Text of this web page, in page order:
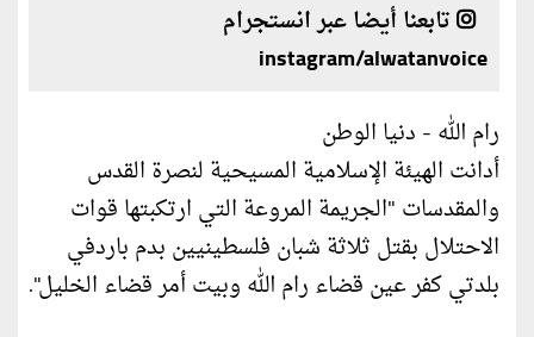
تابعنا أيضا عبر انستجرام
instagram/alwatanvoice
رام الله - دنيا الوطن
أدانت الهيئة الإسلامية المسيحية لنصرة القدس
والمقدسات "الجريمة المروعة التي ارتكبتها قوات
الاحتلال بقتل ثلاثة شبان فلسطينيين بدم باردفي
بلدتي كفر عين قضاء رام الله وبيت أمر قضاء الخليل".